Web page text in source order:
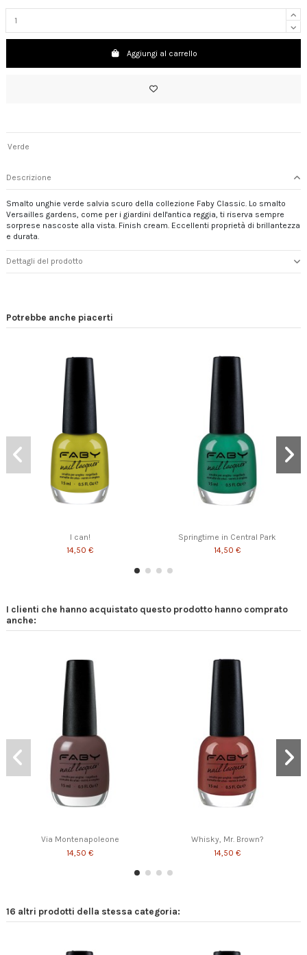
Aggiungi al carrello
Verde
Descrizione
Smalto unghie verde salvia scuro della collezione Faby Classic. Lo smalto
Versailles gardens, come per i giardini dell'antica reggia, ti riserva sempre
sorprese nascoste alla vista. Finish cream. Eccellenti proprietà di brillantezza
e durata.
Dettagli del prodotto
Potrebbe anche piacerti
I can!
14,50 €
Springtime in Central Park
14,50 €
Monday: Eight o'clock!
14,50 €
Enchanted forest
14,50 €
Esmeralda in the mirror
14,50 €
Cleo's talisman
14,50 €
Glittering chlorophyll
14,50 €
I clienti che hanno acquistato questo prodotto hanno comprato
anche:
Via Montenapoleone
14,50 €
Whisky, Mr. Brown?
14,50 €
16 altri prodotti della stessa categoria: